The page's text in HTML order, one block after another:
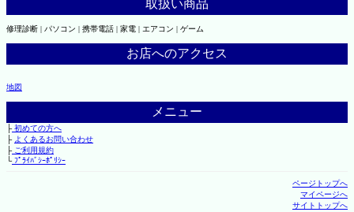
取扱い商品
修理診断 | パソコン | 携帯電話 | 家電 | エアコン | ゲーム
お店へのアクセス
地図
メニュー
├初めての方へ
├ よくあるお問い合わせ
├ご利用規約
└ﾌﾟﾗｲﾊﾞｼｰﾎﾟﾘｼｰ
ページトップへ
マイページへ
サイトトップへ